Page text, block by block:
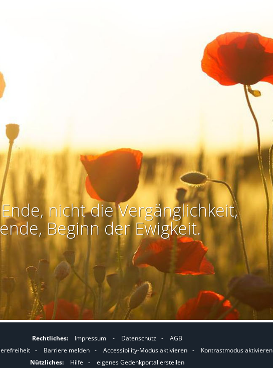
nicht die Vergänglichkeit,
Beginn der Ewigkeit.
Rechtliches: Impressum - Datenschutz -
AGB
- Barriere melden -
I
m
Accessibility-Modus aktivieren -
IKontrastmodus aktivieren
Nützliches:
Hilfe - eigenes Gedenkportal erstellen